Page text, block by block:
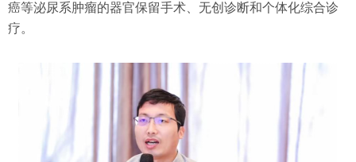
癌等泌尿系肿瘤的器官保留手术、无创诊断和个体化综合诊
疗。